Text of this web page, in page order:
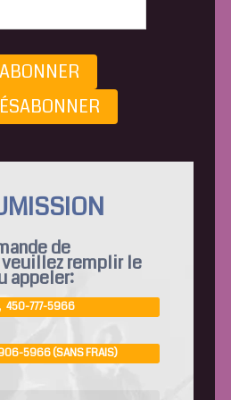
de
remplir le
appeler:
450-777-5966
5966 (SANS FRAIS)